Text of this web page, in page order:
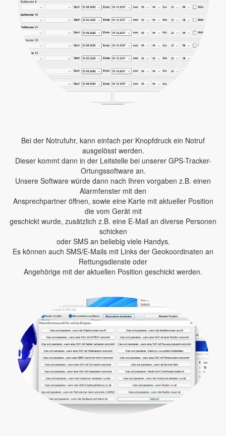
Bei der Notrufuhr, kann einfach per Knopfdruck ein Notruf
ausgelösst werden.
Dieser kommt dann in der Leitstelle bei unserer GPS-Tracker-
Ortungssoftware an.
Unsere Software würde dann nach Ihren vorgaben z.B. einen
Alarmfenster mit den
Ansprechpartner öffnen, sowie eine Karte mit aktueller Position
die vom Gerät mit
geschickt wurde, zusätzlich z.B. eine E-Mail an diverse Personen
schicken
oder SMS an beliebig viele Handys.
Es können auch SMS/E-Mails mit Links der Geokoordinaten an
Rettungsdienste oder
Angehörige mit der aktuellen Position geschickt werden.